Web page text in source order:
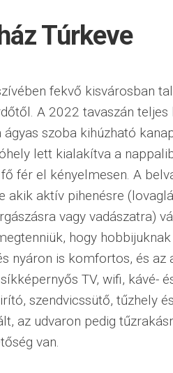
Túrkeve
fekvő kisvárosban
A 2022 tavaszán teljes
szoba kihúzható
lett kialakítva a
fér el kényelmesen. A
akik aktív pihenésre
vagy vadászatra)
hogy hobbijuknak
nyáron is komfortos, és az
TV, wifi, kávé-
szendvicssütő, tűzhely
az udvaron pedig
van.